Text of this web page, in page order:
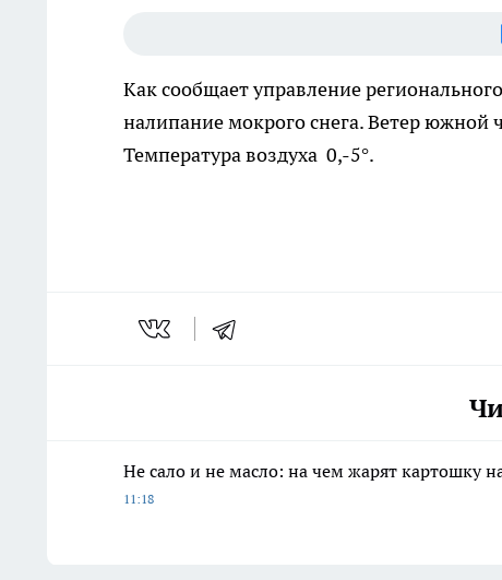
Как сообщает управление
налипание мокрого снега. Ветер южной
Температура воздуха 0,-5°.
Не сало и не масло: на чем жарят картошку
11:18